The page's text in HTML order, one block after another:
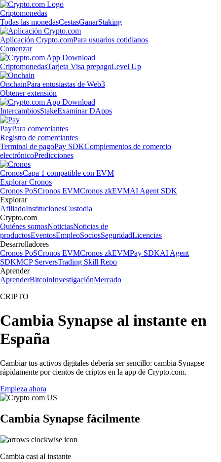
Criptomonedas
Todas las monedasCestasGanarStaking
Aplicación Crypto.comPara usuarios cotidianos
Comenzar
CriptomonedasTarjeta Visa prepagoLevel Up
OnchainPara entusiastas de Web3
Obtener extensión
IntercambiosStakeExaminar DApps
PayPara comerciantes
Registro de comerciantes
Terminal de pagoPay SDKComplementos de comercio
electrónicoPredicciones
CronosCapa 1 compatible con EVM
Explorar Cronos
Cronos PoSCronos EVMCronos zkEVMAI Agent SDK
Explorar
AfiliadoInstitucionesCustodia
Crypto.com
Quiénes somosNoticiasNoticias de
productosEventosEmpleoSociosSeguridadLicencias
Desarrolladores
Cronos PoSCronos EVMCronos zkEVMPay SDKAI Agent
SDKMCP ServersTrading Skill Repo
Aprender
AprenderBitcoinInvestigaciónMercado
CRIPTO
Cambia Synapse al instante en
España
Cambiar tus activos digitales debería ser sencillo: cambia Synapse
rápidamente por cientos de criptos en la app de Crypto.com.
Empieza ahora
Cambia Synapse fácilmente
Cambia casi al instante